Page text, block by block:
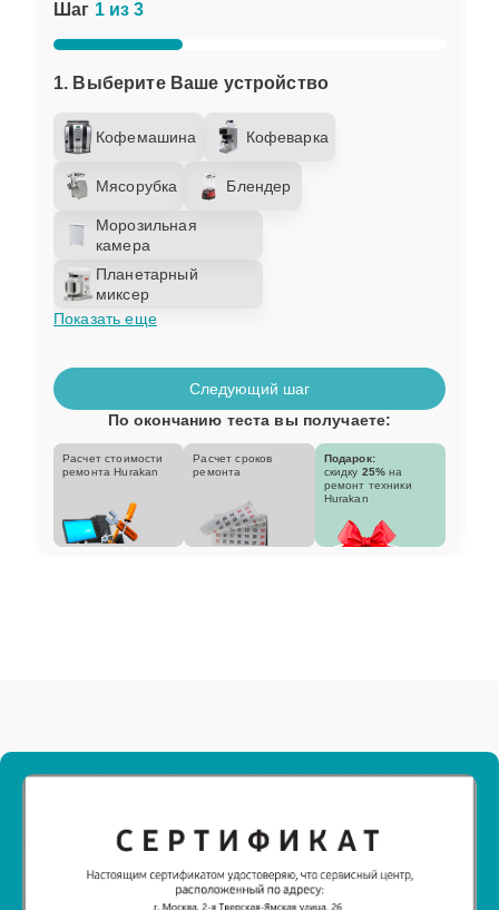
Шаг 1 из 3
1. Выберите Ваше устройство
Кофемашина Кофеварка
Мясорубка Блендер
Морозильная
камера
Планетарный
миксер
Показать еще
Следующий шаг
По окончанию теста вы получаете:
Расчет стоимости
ремонта Hurakan
Расчет сроков
ремонта
Подарок:
скидку 25% на
ремонт техники
Hurakan